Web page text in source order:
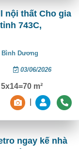
nội thất Cho gia
743C,
Bình Dương
03/06/2026
5x14=70 m²
ngay kế nhà